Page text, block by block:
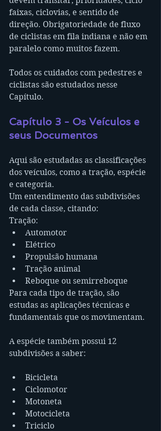
faixas, ciclovias, e sentido de
direção. Obrigatoriedade de fluxo
de ciclistas em fila indiana e não em
paralelo como muitos fazem.
Todos os cuidados com pedestres e
ciclistas são estudados nesse
Capítulo.
Capítulo 3 - Os Veículos e
seus Documentos
Aqui são estudadas as classificações
dos veículos, como a tração, espécie
e categoria.
Um entendimento das subdivisões
de cada classe, citando:
Tração:
Automotor
Elétrico
Propulsão humana
Tração animal
Reboque ou semirreboque
Para cada tipo de tração, são
estudas as aplicações técnicas e
fundamentais que os movimentam.
A espécie também possui 12
subdivisões a saber:
Bicicleta
Ciclomotor
Motoneta
Motocicleta
Triciclo